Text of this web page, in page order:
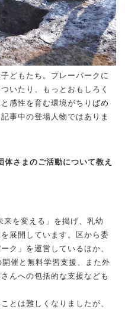
どもたち。プレーパークに
いたり、もっとおもしろく
感性を育む環境がちりばめ
事中の登場人物ではありま
さまのご活動について教え
を変える」を掲げ、乳幼
展開しています。区から委
ク」を運営しているほか、
催と無料学習支援、また外
んへの包括的な支援なども
とは難しくなりましたが、